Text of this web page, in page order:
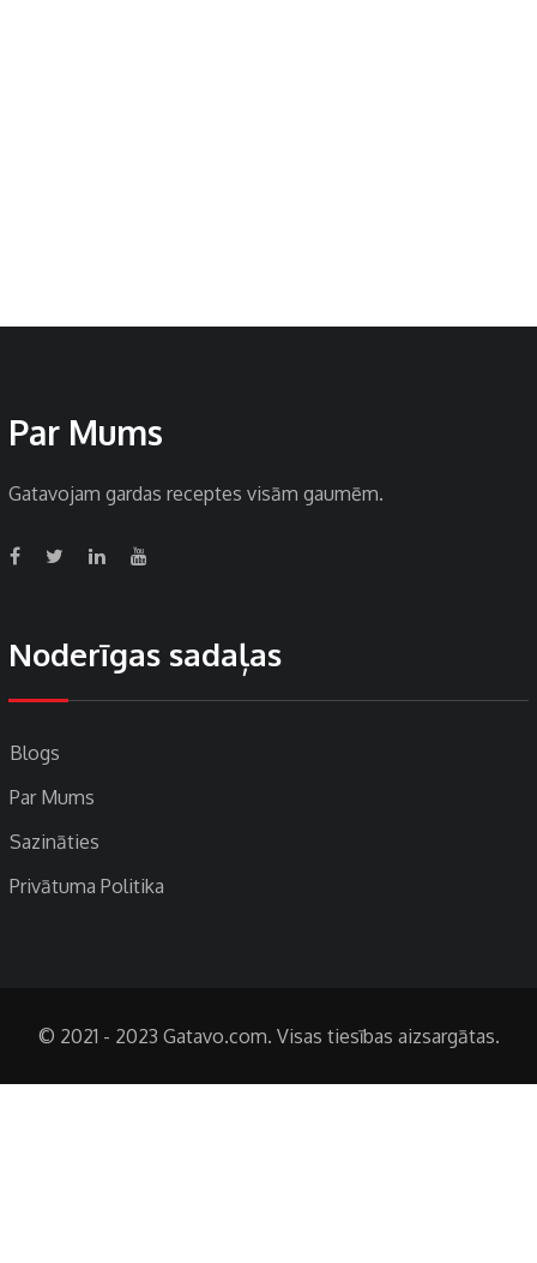
Par Mums
Gatavojam gardas receptes visām gaumēm.
Noderīgas sadaļas
Blogs
Par Mums
Sazināties
Privātuma Politika
© 2021 - 2023 Gatavo.com. Visas tiesības aizsargātas.